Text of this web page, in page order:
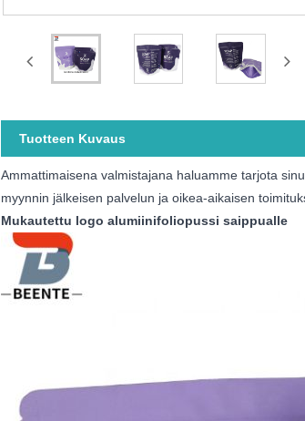
Tuotteen Kuvaus
Ammattimaisena valmistajana haluamme tarjota
myynnin jälkeisen palvelun ja oikea-aikaisen
Mukautettu logo alumiinifoliopussi saippualle